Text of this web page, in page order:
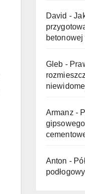
David -
betonowej
Gleb -
Armanz -
Anton -